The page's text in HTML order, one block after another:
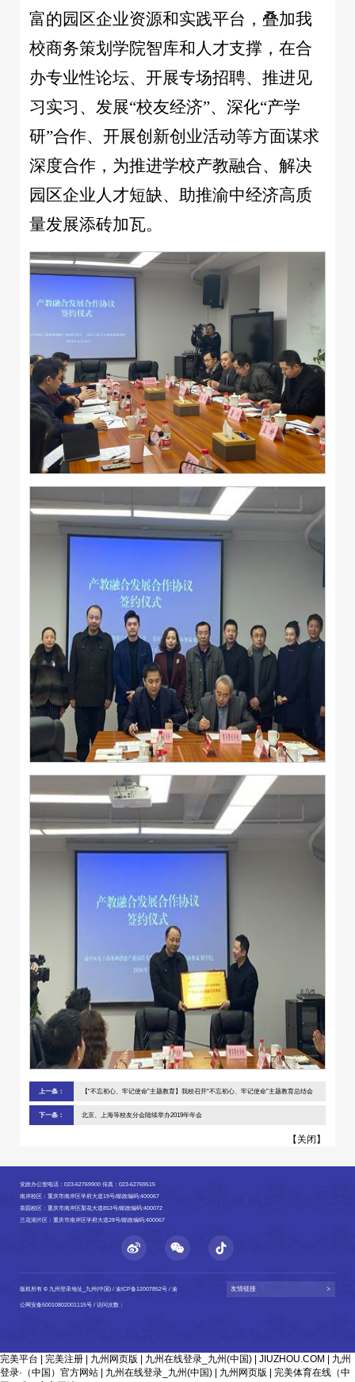
富的园区企业资源和实践平台，叠加我
校商务策划学院智库和人才支撑，在合
办专业性论坛、开展专场招聘、推进见
习实习、发展“校友经济”、深化“产学
研”合作、开展创新创业活动等方面谋求
深度合作，为推进学校产教融合、解决
园区企业人才短缺、助推渝中经济高质
量发展添砖加瓦。
上一条： 【“不忘初心、牢记使命”主题教育】我校召开“不忘初心、牢记使命”主题教育总结会
下一条： 北京、上海等校友分会陆续举办2019年年会
【关闭】
党政办公室电话：023-62769900 传真：023-62769515
南岸校区：重庆市南岸区学府大道19号/邮政编码:400067
茶园校区：重庆市南岸区梨花大道853号/邮政编码:400072
兰花湖片区：重庆市南岸区学府大道28号/邮政编码:400067
版权所有 © 九州登录地址_九州(中国) / 渝ICP备12007852号 / 渝
公网安备50010802001115号 / 访问次数：
友情链接 >
完美平台 | 完美注册 | 九州网页版 | 九州在线登录_九州(中国) | JIUZHOU.COM | 九州
登录·（中国）官方网站 | 九州在线登录_九州(中国) | 九州网页版 | 完美体育在线（中